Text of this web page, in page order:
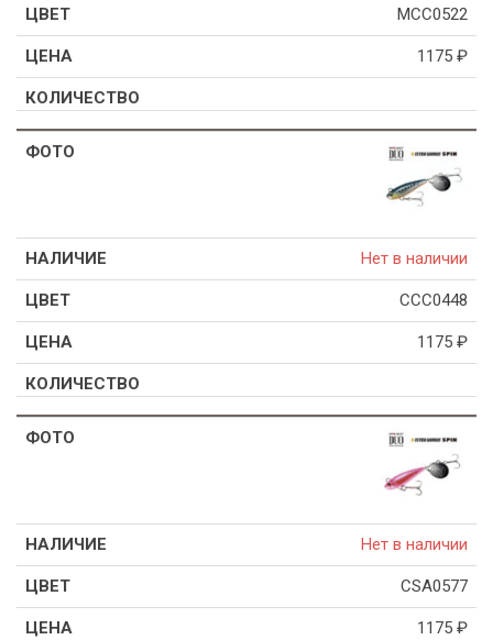
MCC0522
1175 ₽
Нет в наличии
CCC0448
1175 ₽
Нет в наличии
CSA0577
1175 ₽